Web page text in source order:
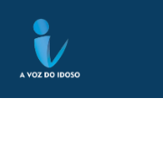
Pular
para